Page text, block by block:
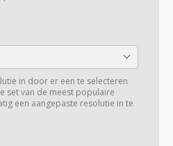
in door er een te selecteren
set van de meest populaire
een aangepaste resolutie in te